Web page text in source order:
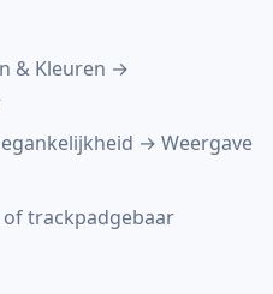
& Kleuren →
→ Weergave
of trackpadgebaar